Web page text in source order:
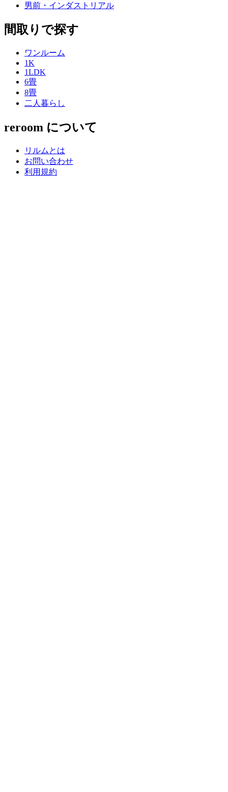
男前・インダストリアル
間取りで探す
ワンルーム
1K
1LDK
6畳
8畳
二人暮らし
reroom について
リルムとは
お問い合わせ
利用規約